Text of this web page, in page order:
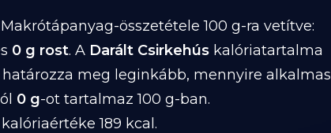
összetétele 100 g-ra vetítve:
0 g rost. A Darált Csirkehús kalóriatartalma
meg leginkább, mennyire alkalmas
0 g-ot tartalmaz 100 g-ban.
189 kcal.